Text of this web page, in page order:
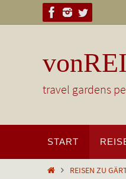
Inhalt
travel gardens
springen
START
StartREISEN ZU